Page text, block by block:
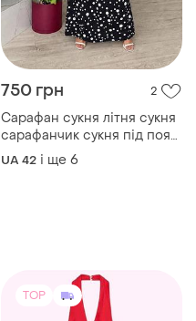
750 грн 2
Сарафан сукня літня сукня
сарафанчик сукня під пояс
сарафан літній довга сукня
платье в пол сарафан
UA 42 і ще 6
TOP